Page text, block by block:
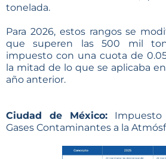
tonelada.
Para 2026, estos rangos se
que superen las 500 mil
impuesto con una cuota de
la mitad de lo que se aplicaba
año anterior.
Ciudad de México:
Gases Contaminantes a la